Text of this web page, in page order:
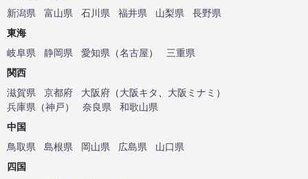
新潟県
富山県 石川県 福井県 山梨県
長野県
東海
岐阜県
静岡県 愛知県 （名古屋）
三重県
関西
滋賀県
京都府 大阪府 （大阪キタ 大阪ミナミ ）
兵庫県 （神戸） 奈良県
和歌山県
中国
鳥取県
島根県 岡山県 広島県
山口県
四国